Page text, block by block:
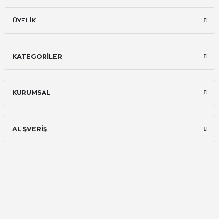
ÜYELİK
KATEGORİLER
KURUMSAL
ALIŞVERİŞ